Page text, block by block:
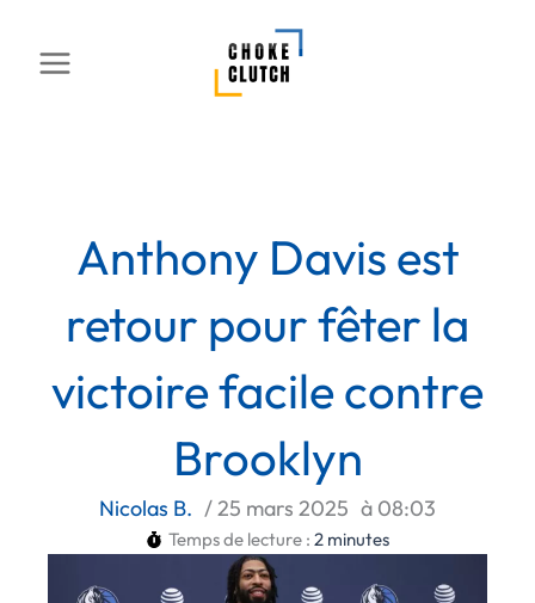
contenu
Anthony Davis est
retour pour fêter la
victoire facile contre
Brooklyn
Nicolas B. /25 mars 2025 à 08:03
Temps de lecture : 2 minutes